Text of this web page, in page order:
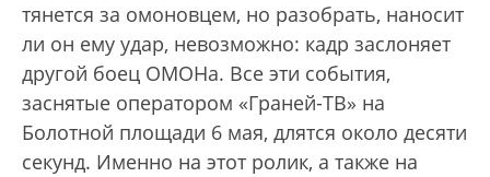
тянется за омоновцем, но разобрать, наносит
ли он ему удар, невозможно: кадр заслоняет
другой боец ОМОНа. Все эти события,
заснятые оператором «Граней-ТВ» на
Болотной площади 6 мая, длятся около десяти
секунд. Именно на этот ролик, а также на